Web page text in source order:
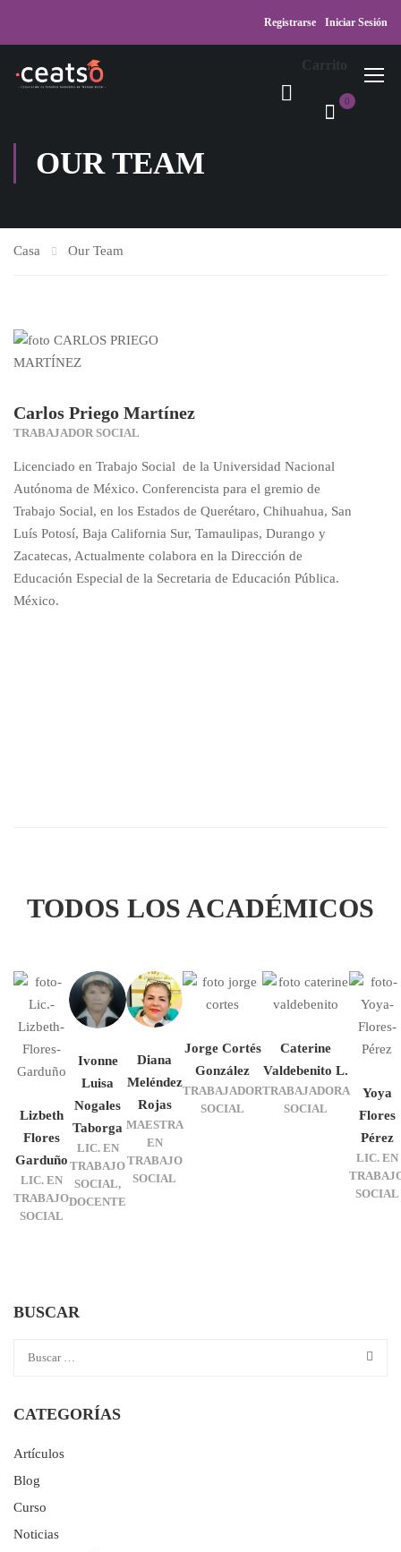
Registrarse Iniciar Sesión
Carrito
0
OUR TEAM
Casa Our Team
Carlos Priego Martínez
TRABAJADOR SOCIAL
Licenciado en Trabajo Social de la Universidad Nacional
Autónoma de México. Conferencista para el gremio de
Trabajo Social, en los Estados de Querétaro, Chihuahua, San
Luís Potosí, Baja California Sur, Tamaulipas, Durango y
Zacatecas, Actualmente colabora en la Dirección de
Educación Especial de la Secretaria de Educación Pública.
México.
TODOS LOS ACADÉMICOS
Lizbeth
Flores
Garduño
LIC. EN
TRABAJO
SOCIAL
Ivonne
Luisa
Nogales
Taborga
LIC. EN
TRABAJO
SOCIAL,
DOCENTE
Diana
Meléndez
Rojas
MAESTRA
EN
TRABAJO
SOCIAL
Jorge Cortés
González
TRABAJADOR
SOCIAL
Caterine
Valdebenito L.
TRABAJADORA
SOCIAL
Yoya
Flores
Pérez
LIC. EN
SOCIAL
BUSCAR
CATEGORÍAS
Artículos
Blog
Curso
Noticias